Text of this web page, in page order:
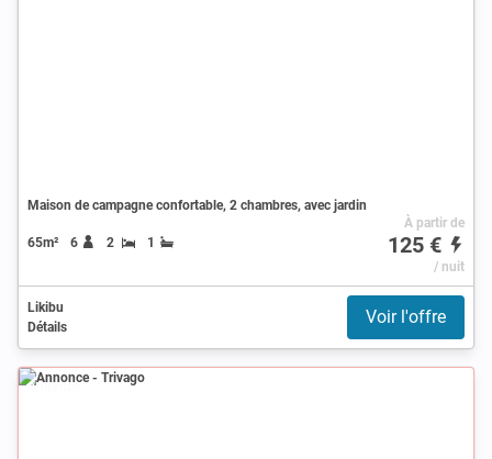
Maison de campagne confortable, 2 chambres, avec jardin
65m² 6 2 1
À partir de
125 €
/ nuit
Likibu
Détails
Voir l'offre
Annonce